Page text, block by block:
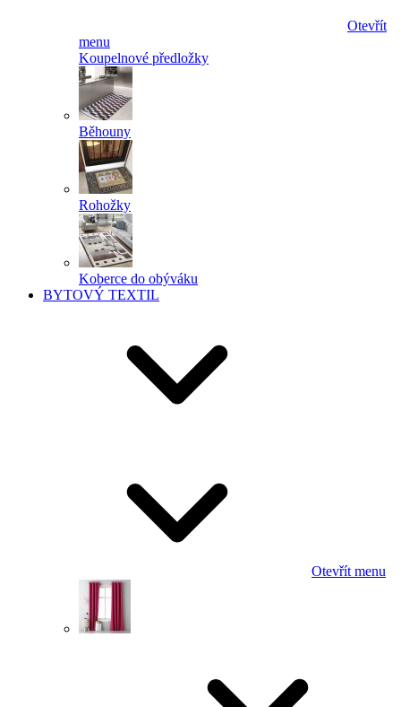
Otevřít
menu
Koupelnové předložky
Běhouny
Rohožky
Koberce do obýváku
BYTOVÝ TEXTIL
Otevřít menu